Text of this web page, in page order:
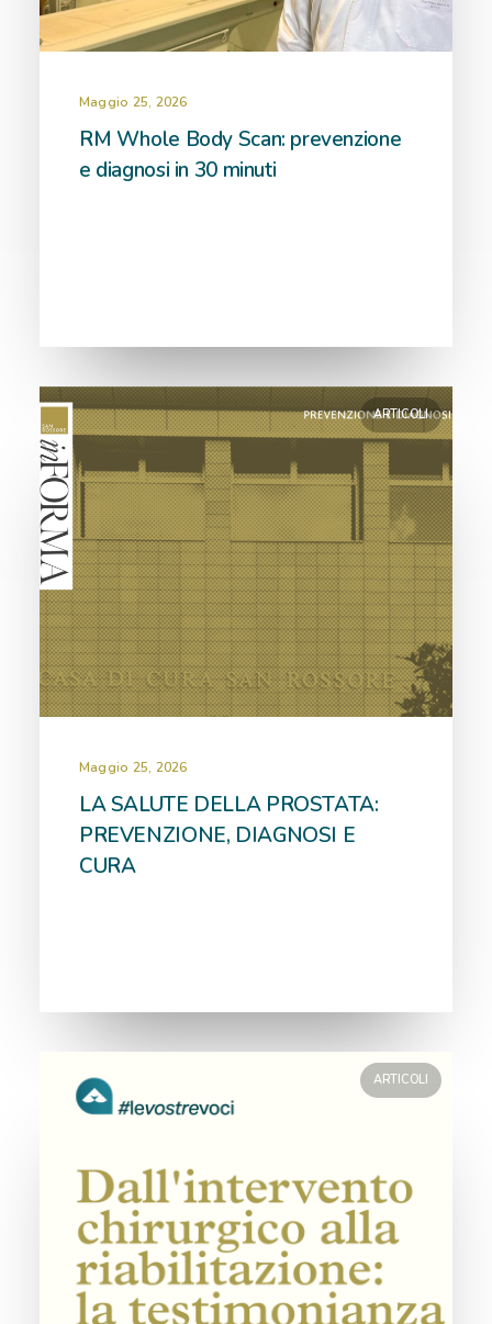
Maggio 25, 2026
RM Whole Body Scan: prevenzione
e diagnosi in 30 minuti
ARTICOLI
Maggio 25, 2026
LA SALUTE DELLA PROSTATA:
PREVENZIONE, DIAGNOSI E
CURA
ARTICOLI